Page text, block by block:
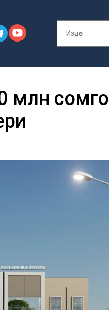
млн сомго